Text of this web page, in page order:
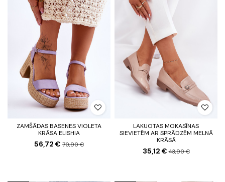
ZAMŠĀDAS BASENES VIOLETA
KRĀSA ELISHIA
56,72 € 70,90 €
LAKUOTAS MOKASĪNAS
SIEVIETĒM AR SPRĀDZĒM MELNĀ
KRĀSĀ
35,12 €43,90 €